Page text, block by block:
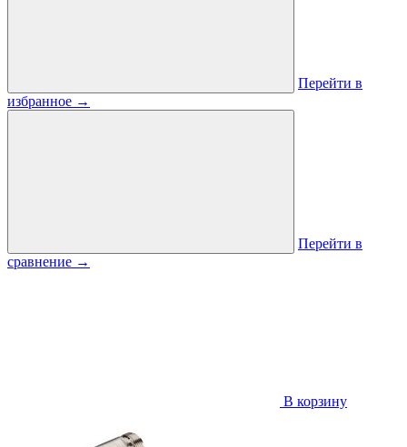
Перейти в
избранное →
Перейти в
сравнение →
В корзину